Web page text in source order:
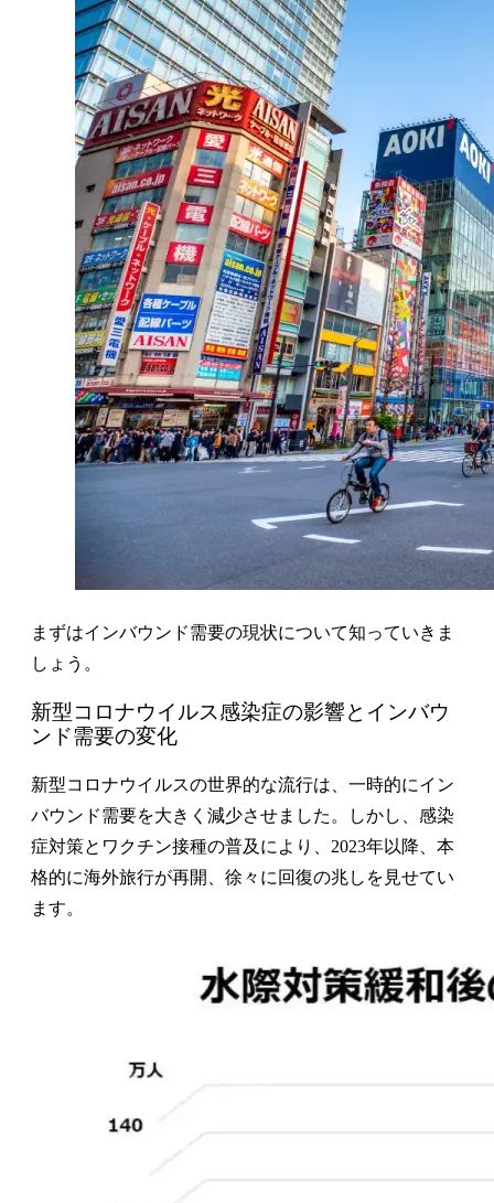
まずはインバウンド需要の現状について知っていきま
しょう。
新型コロナウイルス感染症の影響とインバウ
ンド需要の変化
新型コロナウイルスの世界的な流行は、一時的にイン
バウンド需要を大きく減少させました。しかし、感染
症対策とワクチン接種の普及により、2023年以降、本
格的に海外旅行が再開、徐々に回復の兆しを見せてい
ます。